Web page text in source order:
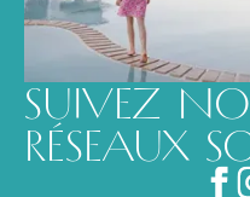
SUIVEZ
RÉSEAUX